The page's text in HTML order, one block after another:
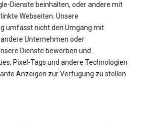
Dienste beinhalten, oder andere mit
Webseiten. Unsere
umfasst nicht den Umgang mit
Unternehmen oder
Dienste bewerben und
Pixel-Tags und andere Technologien
Anzeigen zur Verfügung zu stellen